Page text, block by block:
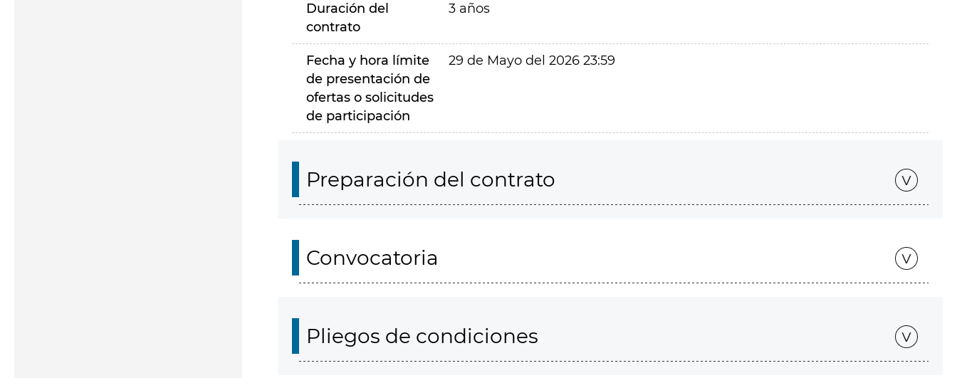
Duración del
contrato
3 años
Fecha y hora límite
de presentación de
ofertas o solicitudes
de participación
29 de Mayo del 2026 23:59
Preparación del contrato
Convocatoria
Pliegos de condiciones